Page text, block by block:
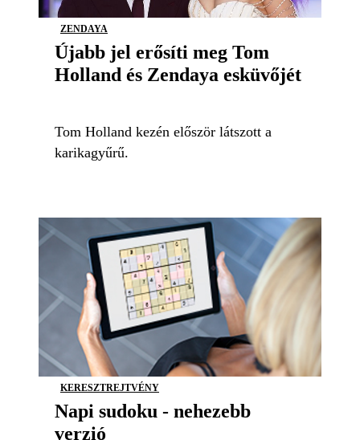
ZENDAYA
Újabb jel erősíti meg Tom
Holland és Zendaya esküvőjét
Tom Holland kezén először látszott a
karikagyűrű.
KERESZTREJTVÉNY
Napi sudoku - nehezebb
verzió